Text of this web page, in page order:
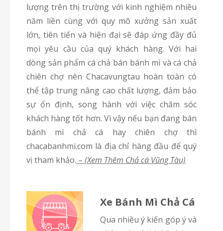
lượng trên thị trường với kinh nghiệm nhiều
năm liền cùng với quy mô xưởng sản xuất
lớn, tiên tiến và hiện đại sẽ đáp ứng đầy đủ
mọi yêu cầu của quý khách hàng. Với hai
dòng sản phẩm cá chả bán bánh mì và cá chả
chiên chợ nên Chacavungtau hoàn toàn có
thể tập trung nâng cao chất lượng, đảm bảo
sự ổn định, song hành với việc chăm sóc
khách hàng tốt hơn. Vì vậy nếu bạn đang bán
bánh mì chả cá hay chiên chợ thì
chacabanhmi.com là địa chỉ hàng đầu để quý
vị tham khảo. – (Xem Thêm Chả cá Vũng Tàu)
Xe Bánh Mì Chả Cá
Qua nhiều ý kiến góp ý và